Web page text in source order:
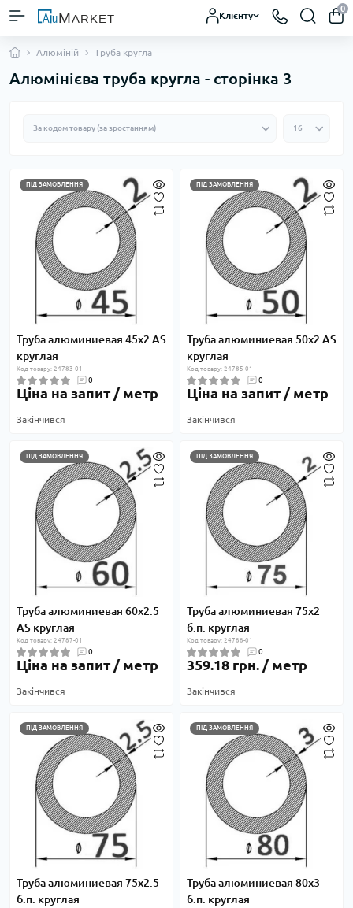
Клієнту
0
Алюміній Труба кругла
Алюмінієва труба кругла - сторінка 3
ПІД ЗАМОВЛЕННЯ
Труба алюминиевая 45х2 AS
круглая
Код товару: 24783-01
0
Ціна на запит / метр
Закінчився
ПІД ЗАМОВЛЕННЯ
Труба алюминиевая 50х2 AS
круглая
Код товару: 24785-01
0
Ціна на запит / метр
Закінчився
ПІД ЗАМОВЛЕННЯ
Труба алюминиевая 60х2.5
AS круглая
Код товару: 24787-01
0
Ціна на запит / метр
Закінчився
ПІД ЗАМОВЛЕННЯ
Труба алюминиевая 75х2
б.п. круглая
Код товару: 24788-01
0
359.18 грн. / метр
Закінчився
ПІД ЗАМОВЛЕННЯ
Труба алюминиевая 75х2.5
б.п. круглая
ПІД ЗАМОВЛЕННЯ
Труба алюминиевая 80х3
б.п. круглая